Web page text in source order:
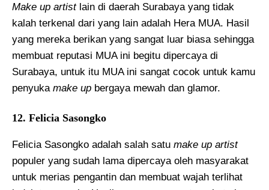
Make up artistlain di daerah Surabaya yang tidak
kalah terkenal dari yang lain adalah Hera MUA. Hasil
yang mereka berikan yang sangat luar biasa sehingga
membuat reputasi MUA ini begitu dipercaya di
Surabaya, untuk itu MUA ini sangat cocok untuk kamu
penyuka make up bergaya mewah dan glamor.
12. Felicia Sasongko
Felicia Sasongko adalah salah satu make up artist
populer yang sudah lama dipercaya oleh masyarakat
untuk merias pengantin dan membuat wajah terlihat